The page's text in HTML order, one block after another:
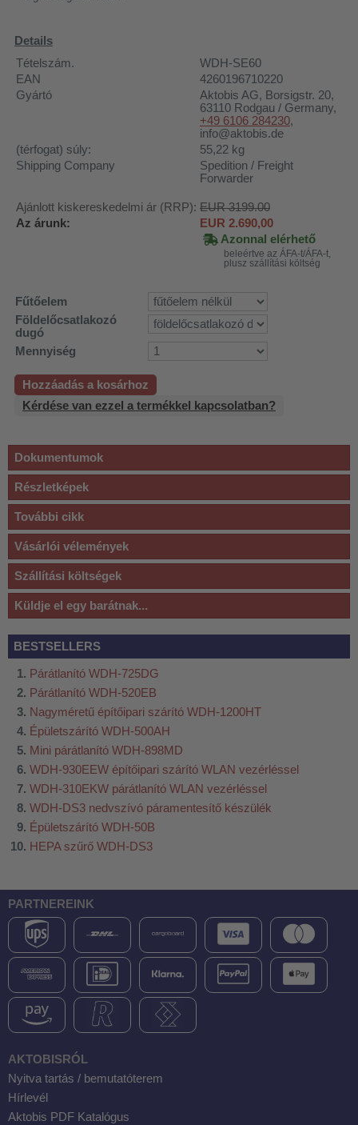
Details
Tételszám.
WDH-SE60
EAN
4260196710220
Gyártó
Aktobis AG, Borsigstr. 20,
63110 Rodgau / Germany,
+49 6106 284230,
info@aktobis.de
(térfogat) súly:
55,22 kg
Shipping Company
Spedition / Freight
Forwarder
Ajánlott kiskereskedelmi ár (RRP): EUR 3199.00
Az árunk:
EUR 2.690,00
Azonnal elérhető
beleértve az ÁFA-t/ÁFA-t,
plusz szállítási költség
Fűtőelem
Földelőcsatlakozó
dugó
Mennyiség
Hozzáadás a kosárhoz
Kérdése van ezzel a termékkel kapcsolatban?
Dokumentumok
Részletképek
További cikk
Vásárlói vélemények
Szállítási költségek
Küldje el egy barátnak...
BESTSELLERS
Párátlanító WDH-725DG
Párátlanító WDH-520EB
Nagyméretű építőipari szárító WDH-1200HT
Épületszárító WDH-500AH
Mini párátlanító WDH-898MD
WDH-930EEW építőipari szárító WLAN vezérléssel
WDH-310EKW párátlanító WLAN vezérléssel
WDH-DS3 nedvszívó páramentesítő készülék
Épületszárító WDH-50B
HEPA szűrő WDH-DS3
PARTNEREINK
AKTOBISRÓL
Nyitva tartás / bemutatóterem
Hírlevél
Aktobis PDF Katalógus